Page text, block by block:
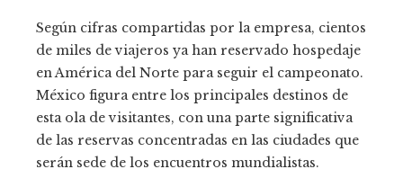
Según cifras compartidas por la empresa, cientos
de miles de viajeros ya han reservado hospedaje
en América del Norte para seguir el campeonato.
México figura entre los principales destinos de
esta ola de visitantes, con una parte significativa
de las reservas concentradas en las ciudades que
serán sede de los encuentros mundialistas.